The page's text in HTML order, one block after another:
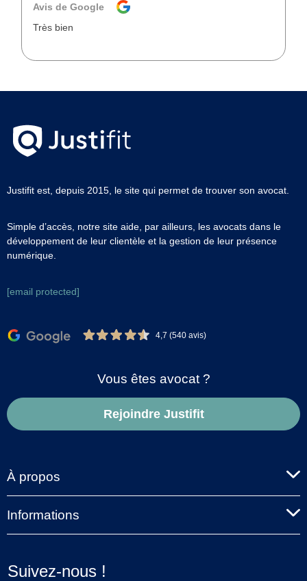
Avis de Google
Très bien
Justifit est, depuis 2015, le site qui permet de trouver son avocat.
Simple d’accès, notre site aide, par ailleurs, les avocats dans le
développement de leur clientèle et la gestion de leur présence
numérique.
[email protected]
4,7 (540 avis)
Vous êtes avocat ?
Rejoindre Justifit
À propos
Informations
Suivez-nous !